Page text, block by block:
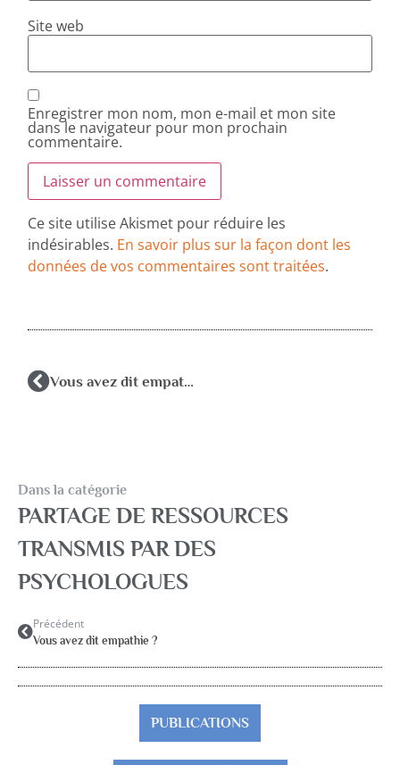
Site web
Enregistrer mon nom, mon e-mail et mon site
dans le navigateur pour mon prochain
commentaire.
Ce site utilise Akismet pour réduire les
indésirables. En savoir plus sur la façon dont les
données de vos commentaires sont traitées.
Vous avez dit empathie ?
Dans la catégorie
PARTAGE DE RESSOURCES
TRANSMIS PAR DES
PSYCHOLOGUES
Précédent
Vous avez dit empathie ?
PUBLICATIONS